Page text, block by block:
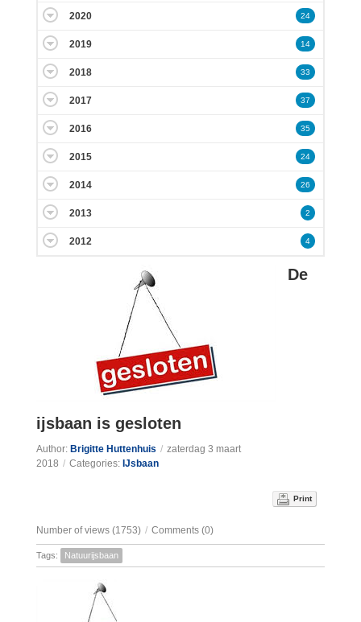
De
ijsbaan is gesloten
Author: Brigitte Huttenhuis / zaterdag 3 maart
2018 / Categories: IJsbaan
Print
Number of views (1753) / Comments (0)
Tags: Natuurijsbaan
2020 24
2019 14
2018 33
2017 37
2016 35
2015 24
2014 26
2013 2
2012 4